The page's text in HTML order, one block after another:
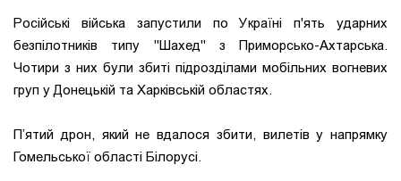
Російські війська запустили по Україні п'ять ударних
безпілотників типу "Шахед" з Приморсько-Ахтарська.
Чотири з них були збиті підрозділами мобільних вогневих
груп у Донецькій та Харківській областях.
П’ятий дрон, який не вдалося збити, вилетів у напрямку
Гомельської області Білорусі.